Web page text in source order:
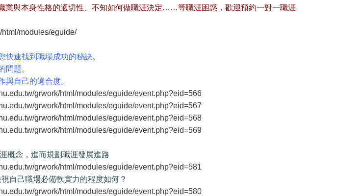
業與本身性格的適切性、不知如何做職涯決定……等職涯困惑，歡迎預約一對一職涯
modules/eguide/
快速找到職場成功的秘訣。
問題。
與自己的適合度。
grwork/html/modules/eguide/event.php?eid=566
grwork/html/modules/eguide/event.php?eid=567
grwork/html/modules/eguide/event.php?eid=568
grwork/html/modules/eguide/event.php?eid=569
概念，進而規劃職涯發展進路
grwork/html/modules/eguide/event.php?eid=581
自己職場必備軟實力的程度如何？
grwork/html/modules/eguide/event.php?eid=580